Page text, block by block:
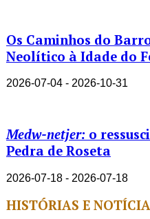
Os Caminhos do
Neolítico à Idade do
2026-07-04 - 2026-10-31
Medw-netjer: o
Pedra de Roseta
2026-07-18 - 2026-07-18
HISTÓRIAS E